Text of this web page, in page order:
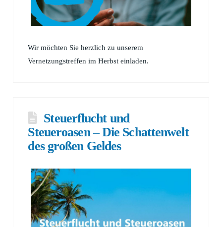
Wir möchten Sie herzlich zu unserem
Vernetzungstreffen im Herbst einladen.
Steuerflucht und
Steueroasen – Die Schattenwelt
des großen Geldes